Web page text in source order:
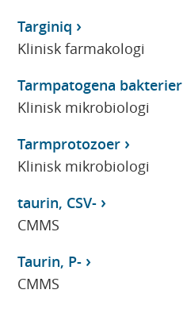
Targiniq
Klinisk farmakologi
Tarmpatogena bakterier
Klinisk mikrobiologi
Tarmprotozoer
Klinisk mikrobiologi
taurin, CSV-
CMMS
Taurin, P-
CMMS